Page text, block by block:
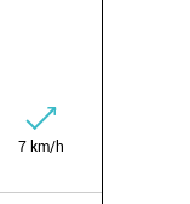
7 km/h